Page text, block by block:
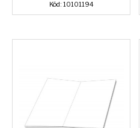
Kód: 10101194